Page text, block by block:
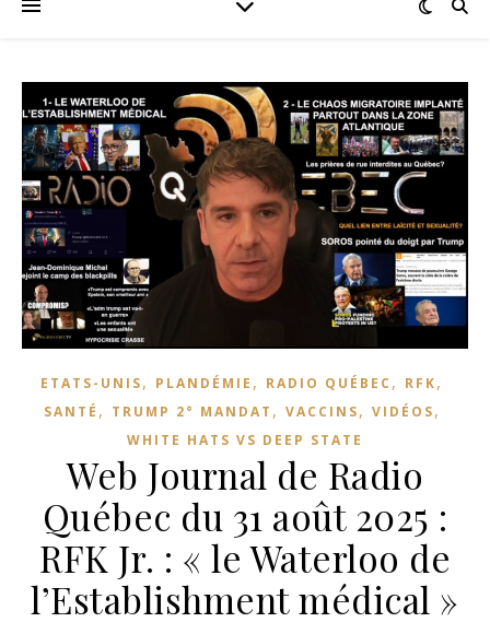
ETATS-UNIS, PLANDÉMIE , RADIO QUÉBEC , RFK,
SANTÉ , TRUMP 2° MANDAT , VACCINS, VIDÉOS,
WHITE HATS VS DEEP STATE
Web Journal de Radio
Québec du 31 août 2025 :
RFK Jr. : « le Waterloo de
l’Establishment médical »